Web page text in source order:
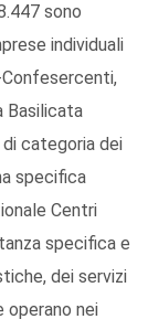
sono
individuali
Basilicata
di categoria dei
specifica
Centri
specifica e
dei servizi
operano nei